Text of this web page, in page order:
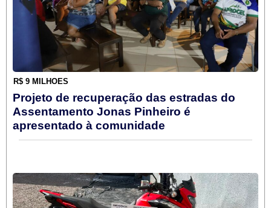
R$ 9 MILHÕES
Projeto de recuperação das estradas do
Assentamento Jonas Pinheiro é
apresentado à comunidade